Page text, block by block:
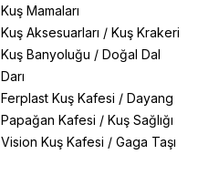
Kuş Mamaları
Kuş Aksesuarları / Kuş Krakeri
Kuş Banyoluğu / Doğal Dal
Darı
Ferplast Kuş Kafesi / Dayang
Papağan Kafesi / Kuş Sağlığı
Vision Kuş Kafesi / Gaga Taşı